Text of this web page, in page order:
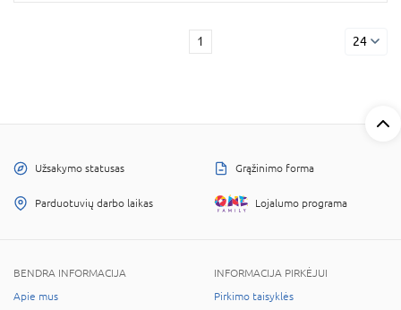
1 24
Užsakymo statusas Grąžinimo forma
Parduotuvių darbo laikas Lojalumo programa
BENDRA INFORMACIJA
Apie mus
INFORMACIJA PIRKĖJUI
Pirkimo taisyklės